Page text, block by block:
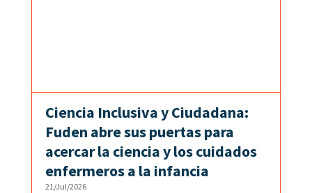
Ciencia Inclusiva y Ciudadana:
Fuden abre sus puertas para
acercar la ciencia y los cuidados
enfermeros a la infancia
21/Jul/2026